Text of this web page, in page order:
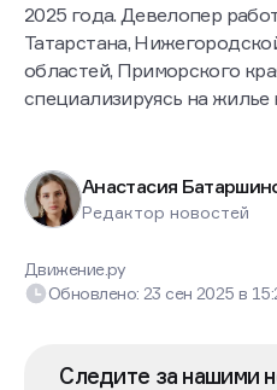
2025 года. Девелопер
Татарстана,
областей, Приморского
специализируясь на жилье
Анастасия
Редактор новостей
Движение.ру
Обновлено: 23 сен 2025в
Следите за нашими